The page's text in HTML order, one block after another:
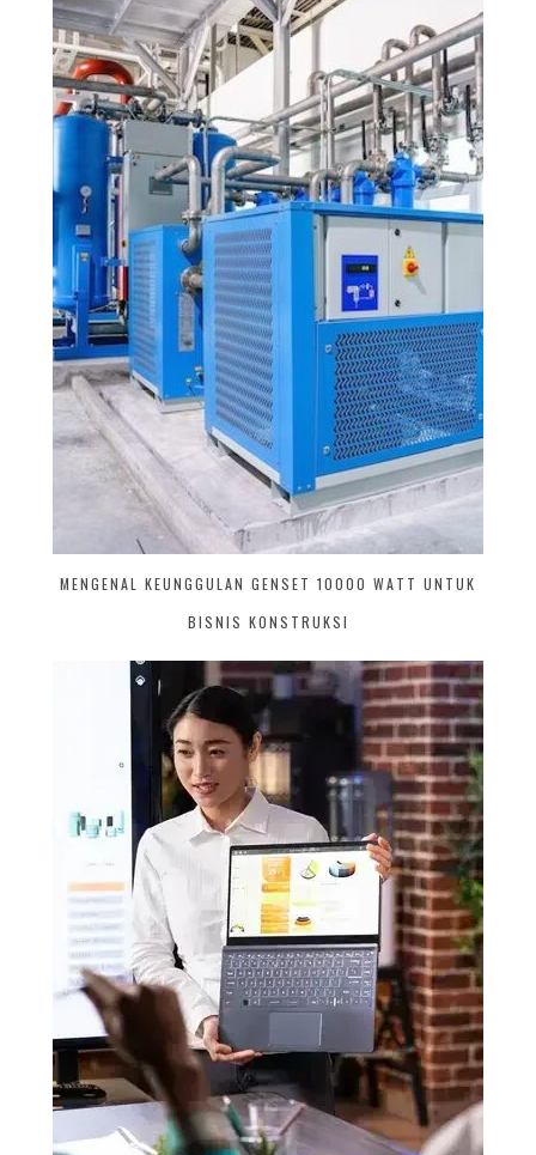
MENGENAL KEUNGGULAN GENSET 10000 WATT UNTUK
BISNIS KONSTRUKSI